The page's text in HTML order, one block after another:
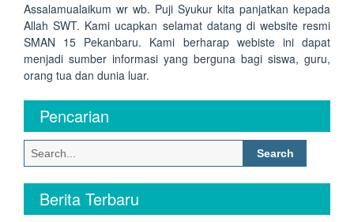
Assalamualaikum wr wb. Puji Syukur kita panjatkan kepada
Allah SWT. Kami ucapkan selamat datang di website resmi
SMAN 15 Pekanbaru. Kami berharap webiste ini dapat
menjadi sumber informasi yang berguna bagi siswa, guru,
orang tua dan dunia luar.
Pencarian
Search
for:
Berita Terbaru